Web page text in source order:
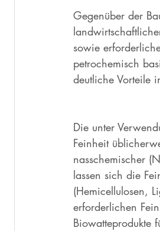
Gegenüber der
sowie
petrochemisch
deutliche Vorteile
Die unter
Feinheit
nasschemischer
lassen sich die
(Hemicellulosen,
erforderlichen
Biowatteprodukte